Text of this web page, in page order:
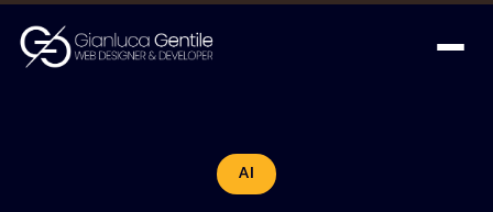
AI